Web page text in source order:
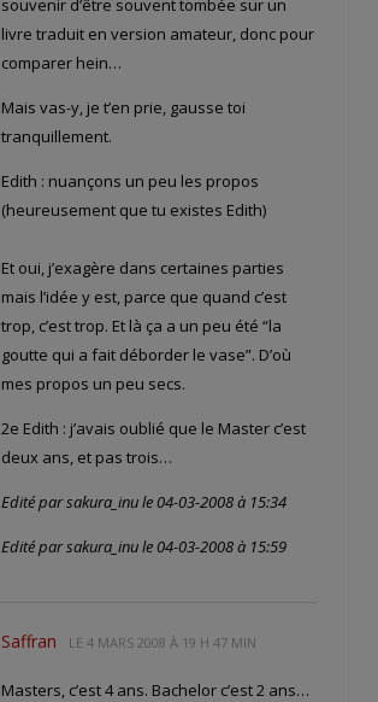
souvenir d’être souvent tombée sur un
livre traduit en version amateur, donc pour
comparer hein…
Mais vas-y, je t’en prie, gausse toi
tranquillement.
Edith : nuançons un peu les propos
(heureusement que tu existes Edith)
Et oui, j’exagère dans certaines parties
mais l’idée y est, parce que quand c’est
trop, c’est trop. Et là ça a un peu été “la
goutte qui a fait déborder le vase”. D’où
mes propos un peu secs.
2e Edith : j’avais oublié que le Master c’est
deux ans, et pas trois…
Edité par sakura_inu le 04-03-2008 à 15:34
Edité par sakura_inu le 04-03-2008 à 15:59
Saffran LE 4 MARS 2008 À 19 H 47 MIN
Masters, c’est 4 ans. Bachelor c’est 2 ans…